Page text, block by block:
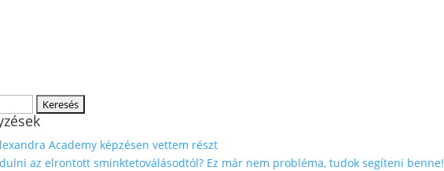
Academy képzésen vettem részt
az elrontott sminktetoválásodtól? Ez már nem probléma, tudok segíteni benne!